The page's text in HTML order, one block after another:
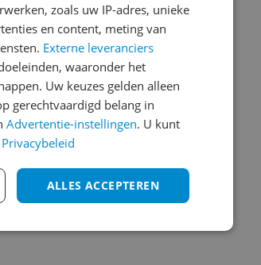
zoals uw IP-adres, unieke
en content, meting van
Externe leveranciers
waaronder het
Uw keuzes gelden alleen
gerechtvaardigd belang in
Advertentie-instellingen. U kunt
Privacybeleid
ALLES ACCEPTEREN